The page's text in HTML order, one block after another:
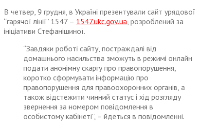
В четвер, 9 грудня, в Україні презентували сайт урядової
“гарячої лінії” 1547 – 1547.ukc.gov.ua, розроблений за
ініціативи Стефанішиної.
“Завдяки роботі сайту, постраждалі від
домашнього насильства зможуть в режимі онлайн
подати анонімну скаргу про правопорушення,
коротко сформувати інформацію про
правопорушення для правоохоронних органів, а
також відстежити чинний статус і хід розгляду
звернення за номером повідомлення в
особистому кабінеті”, – йдеться в повідомленні.